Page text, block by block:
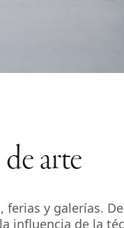
arte
y galerías.
influencia de la